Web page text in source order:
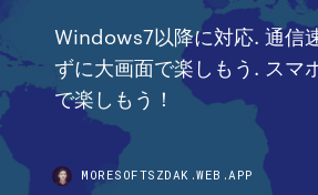
Windows7以降に対応. 通信
ずに大画面で楽しもう. スマ
で楽しもう！
MORESOFTSZDAK.WEB.APP